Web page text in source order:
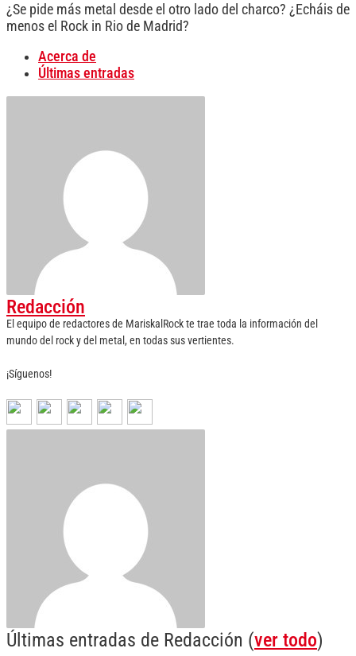
¿Se pide más metal desde el otro lado del charco? ¿Echáis de
menos el Rock in Rio de Madrid?
Acerca de
Últimas entradas
Redacción
El equipo de redactores de MariskalRock te trae toda la información del
mundo del rock y del metal, en todas sus vertientes.
¡Síguenos!
Últimas entradas de Redacción (ver todo)